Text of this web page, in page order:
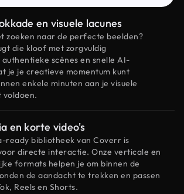
en visuele lacunes
zoeken naar de perfecte beelden?
die kloof met zorgvuldig
scènes en snelle AI-
je je creatieve momentum kunt
enkele minuten aan je visuele
voldoen.
en korte video's
ready bibliotheek van Coverr is
directe interactie. Onze verticale en
formats helpen je om binnen de
de aandacht te trekken en passen
Reels en Shorts.